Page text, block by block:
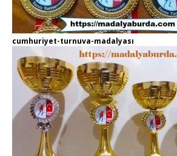
cumhuriyet-turnuva-madalyası